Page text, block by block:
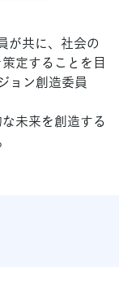
が共に、社会の
定することを目
ョン創造委員
未来を創造する